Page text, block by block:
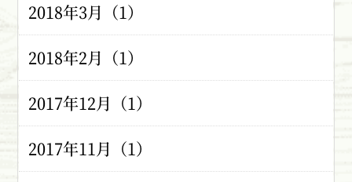
2018年3月（1）
2018年2月（1）
2017年12月（1）
2017年11月（1）